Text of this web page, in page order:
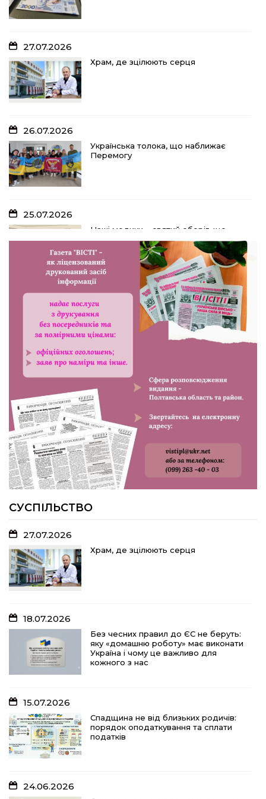
27.07.2026
Храм, де зцілюють серця
26.07.2026
Українська толока, що наближає
Перемогу
25.07.2026
Наші медики – святий оберіг, що
дарує надію, турботу і здоров’я
24.07.2026
Попри примхи погоди – з вірою в
урожай: як жнивують на полях ПП
«імені Калашника»
У Розсошенцях встановили
меморіальну дошку на честь
захисника Дениса Дудки
22.07.2026
Волейболістки Щербанівської
громади вибороли «золото»
18.07.2026
Спадщина не від близьких родичів:
порядок оподаткування та сплати
податків
10.07.2026
«Юрасику, моє серце кричить і
болить…»
СУСПІЛЬСТВО
27.07.2026
Храм, де зцілюють серця
18.07.2026
Без чесних правил до ЄС не беруть:
яку «домашню роботу» має виконати
Україна і чому це важливо для
кожного з нас
15.07.2026
Спадщина не від близьких родичів:
порядок оподаткування та сплати
податків
24.06.2026